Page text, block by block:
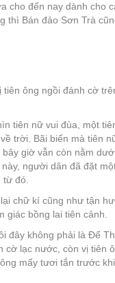
cho đến nay dành cho
thì Bán đảo Sơn Trà
ông ngồi đánh cờ
tiên nữ vui đùa, một
trời. Bãi biển mà tiên
giờ vẫn còn nằm
người dân đã đặt
từ đó.
chữ kí cũng như tận
giác bồng lai tiên cảnh.
đây không phải là Đế
cờ lạc nước, còn vị tiên
mấy tươi tắn trước